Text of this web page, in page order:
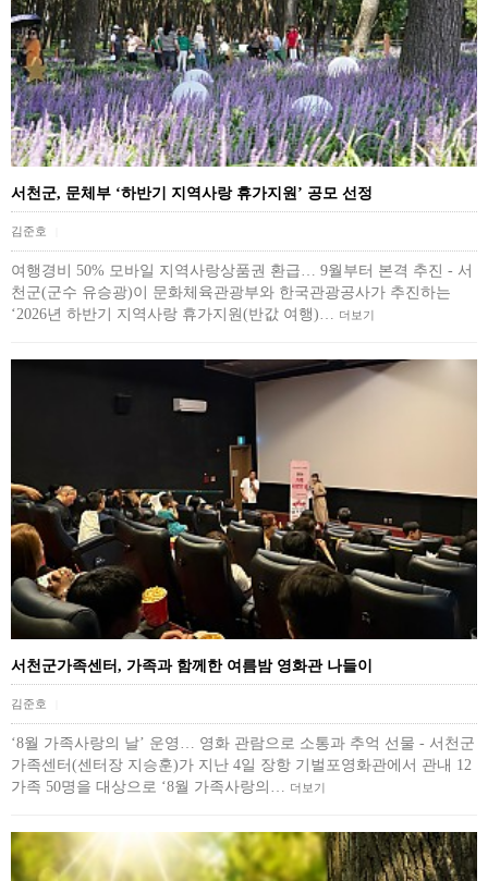
서천군, 문체부 ‘하반기 지역사랑 휴가지원’ 공모 선정
김준호
여행경비 50% 모바일 지역사랑상품권 환급… 9월부터 본격 추진 - 서
천군(군수 유승광)이 문화체육관광부와 한국관광공사가 추진하는
‘2026년 하반기 지역사랑 휴가지원(반값 여행)…
더보기
서천군가족센터, 가족과 함께한 여름밤 영화관 나들이
김준호
‘8월 가족사랑의 날’ 운영… 영화 관람으로 소통과 추억 선물 - 서천군
가족센터(센터장 지승훈)가 지난 4일 장항 기벌포영화관에서 관내 12
가족 50명을 대상으로 ‘8월 가족사랑의…
더보기